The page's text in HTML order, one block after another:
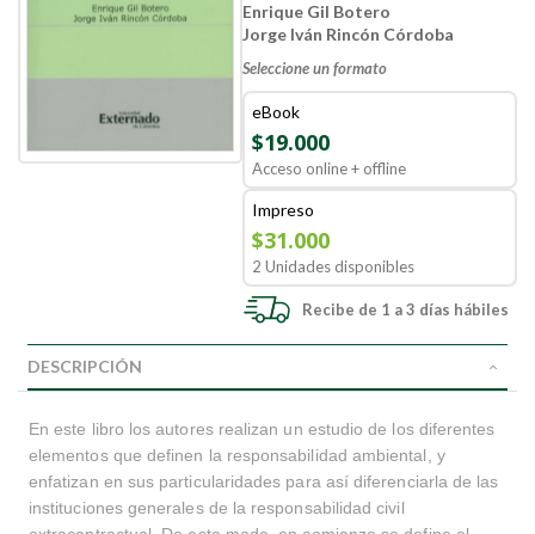
Enrique Gil Botero
Jorge Iván Rincón Córdoba
Seleccione un formato
eBook
$19.000
Acceso online + offline
Impreso
$31.000
2 Unidades disponibles
Recibe de 1 a 3 días hábiles
DESCRIPCIÓN
En este libro los autores realizan un estudio de los diferentes
elementos que definen la responsabilidad ambiental, y
enfatizan en sus particularidades para así diferenciarla de las
instituciones generales de la responsabilidad civil